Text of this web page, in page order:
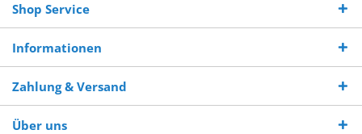
Shop Service
Informationen
Zahlung & Versand
Über uns